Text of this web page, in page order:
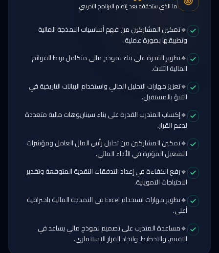
ما الذي ستحققه بعد إتمام البرنامج التدريبي.
🔹تمكين المشاركين من فهم أساسيات النمذجة المالية
وتطبيقها بصورة عملية.
🔹تطوير القدرة على بناء نموذج مالي متكامل يربط القوائم
المالية الثلاث.
🔹تعزيز مهارات التحليل المالي واستخدام البيانات التاريخية في
التنبؤ بالمستقبل.
🔹إكساب المتدرب القدرة على بناء سيناريوهات مالية متعددة
لدعم القرار.
🔹تمكين المشاركين من تحليل رأس المال العامل ومؤشرات
التشغيل المؤثرة في الأداء المالي.
🔹رفع الكفاءة في إعداد التدفقات النقدية المتوقعة وتقدير
الاحتياجات التمويلية.
🔹تطوير مهارات استخدام Excel في النمذجة المالية باحترافية
أعلى.
🔹مساعدة المتدرب على تصميم نموذج مالي يساعد في
التقييم، والتخطيط، واتخاذ القرار الاستثماري.